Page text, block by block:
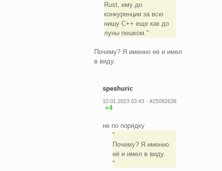
Rust, ему до
конкуренции за всю
нишу C++ еще как до
луны пешком.
Почему? Я именно её и имел
в виду.
speshuric
10.01.2023 03:43 #25092638
+4
не по порядку
Почему? Я именно
её и имел в виду.